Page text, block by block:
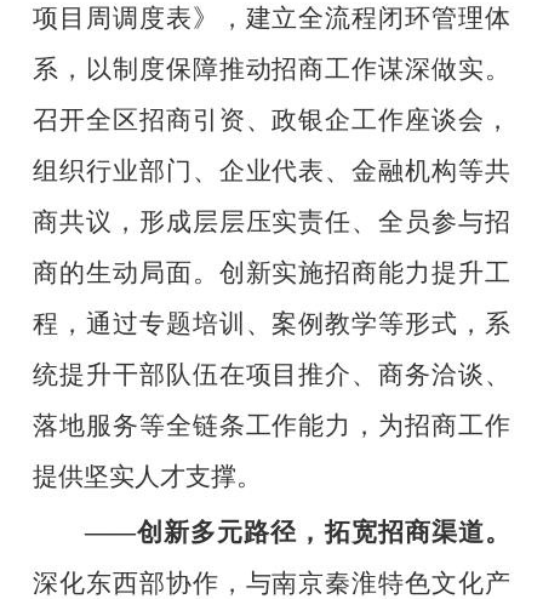
项目周调度表》，建立全流程闭环管理体
系，以制度保障推动招商工作谋深做实。
召开全区招商引资、政银企工作座谈会，
组织行业部门、企业代表、金融机构等共
商共议，形成层层压实责任、全员参与招
商的生动局面。创新实施招商能力提升工
程，通过专题培训、案例教学等形式，系
统提升干部队伍在项目推介、商务洽谈、
落地服务等全链条工作能力，为招商工作
提供坚实人才支撑。
——创新多元路径，拓宽招商渠道。
深化东西部协作，与南京秦淮特色文化产